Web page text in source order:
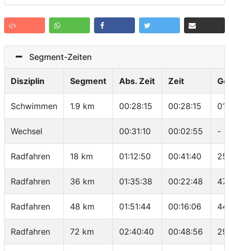
Segment-Zeiten
Disziplin Segment Abs. Zeit Zeit
Schwimmen 1.9 km 00:28:15 00:28:15
Wechsel 00:31:10 00:02:55 -
Radfahren 18 km 01:12:50 00:41:40
Radfahren 36 km 01:35:38 00:22:48
Radfahren 48 km 01:51:44 00:16:06
Radfahren 72 km 02:40:40 00:48:56